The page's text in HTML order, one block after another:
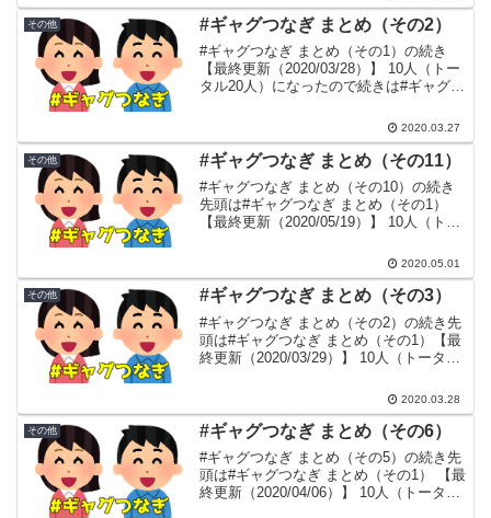
その他 #ギャグつなぎ まとめ（その2）
#ギャグつなぎ まとめ（その1）の続き
【最終更新（2020/03/28）】 10人（トー
タル20人）になったので続きは#ギャグつ
ガリットチュウ福島12.くまだまさし13.
鈴木Q太郎（ハイキングウォ...
2020.03.27
その他 #ギャグつなぎ まとめ（その11）
#ギャグつなぎ まとめ（その10）の続き
先頭は#ギャグつなぎ まとめ（その1）
【最終更新（2020/05/19）】 10人（トー
つなぎ まとめ（その12）に分けました。
2020.05.01
その他 #ギャグつなぎ まとめ（その3）
#ギャグつなぎ まとめ（その2）の続き先
頭は#ギャグつなぎ まとめ（その1）【最
終更新（2020/03/29）】 10人（トータル
まとめ（その4）に分けました。 21.ラフ
2020.03.28
その他 #ギャグつなぎ まとめ（その6）
#ギャグつなぎ まとめ（その5）の続き先
頭は#ギャグつなぎ まとめ（その1） 【最
終更新（2020/04/06）】 10人（トータル